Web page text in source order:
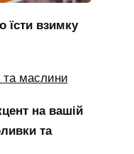
їсти взимку
на вашій
та